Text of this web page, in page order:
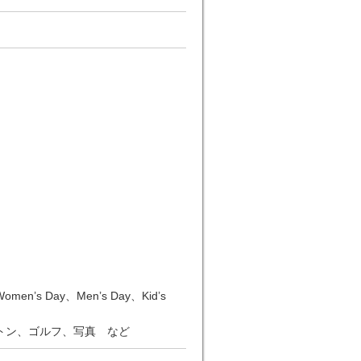
Day、Men’s Day、Kid’s
ン、ゴルフ、写真 など